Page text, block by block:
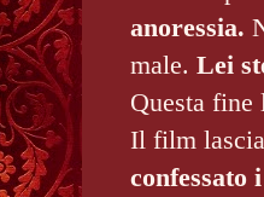
anoressia.
male. Lei
Questa fine
Il film
confessato